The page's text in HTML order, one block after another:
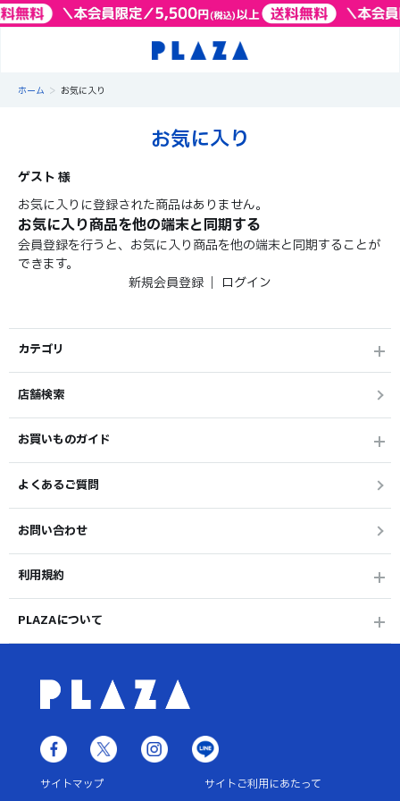
ホーム > お気に入り
お気に入り
ゲスト 様
お気に入りに登録された商品はありません。
お気に入り商品を他の端末と同期する
会員登録を行うと、お気に入り商品を他の端末と同期することが
できます。
新規会員登録
ログイン
カテゴリ
店舗検索
お買いものガイド
よくあるご質問
お問い合わせ
利用規約
PLAZAについて
サイトマップ サイトご利用にあたって